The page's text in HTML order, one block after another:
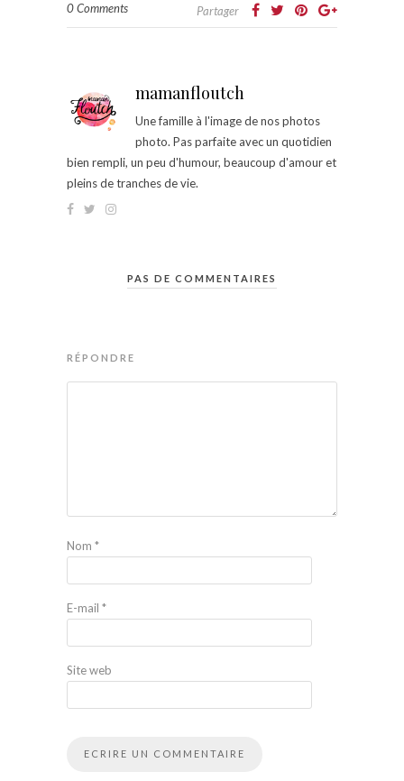
0 Comments Partager
mamanfloutch
Une famille à l'image de nos photos
photo. Pas parfaite avec un quotidien
bien rempli, un peu d'humour, beaucoup d'amour et
pleins de tranches de vie.
PAS DE COMMENTAIRES
RÉPONDRE
Nom *
E-mail *
Site web